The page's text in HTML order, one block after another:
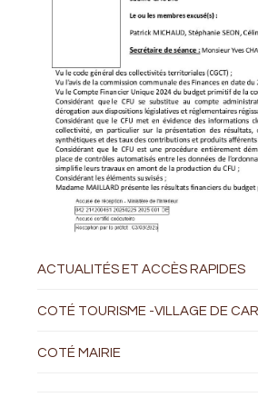
ACTUALITÉS ET ACCÈS RAPIDES
COTÉ TOURISME -VILLAGE DE
COTÉ MAIRIE